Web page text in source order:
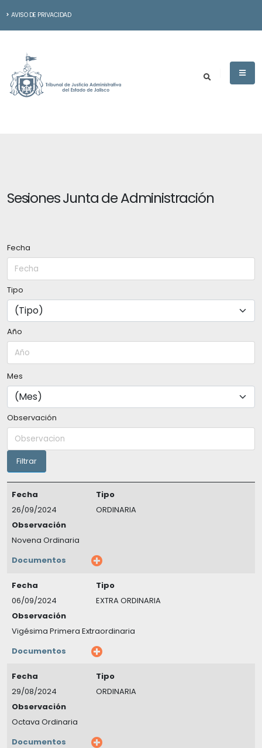
AVISO DE PRIVACIDAD
Sesiones Junta de Administración
Fecha
Tipo
Año
Mes
Observación
Fecha
26/09/2024
Tipo
ORDINARIA
Observación
Novena Ordinaria
Documentos
Fecha
06/09/2024
Tipo
EXTRA ORDINARIA
Observación
Vigésima Primera Extraordinaria
Documentos
Fecha
29/08/2024
Tipo
ORDINARIA
Observación
Octava Ordinaria
Documentos